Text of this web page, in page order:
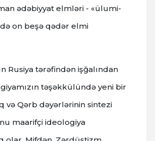
ədəbiyyat elmləri - «ülumi-
on beşə qədər elmi
Rusiya tərəfindən işğalından
təşəkkülündə yeni bir
və Qərb dəyərlərinin sintezi
maarifçi ideologiya